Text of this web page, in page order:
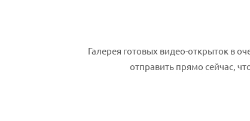
Галерея готовых видео-открыток в
отправить прямо сейчас,